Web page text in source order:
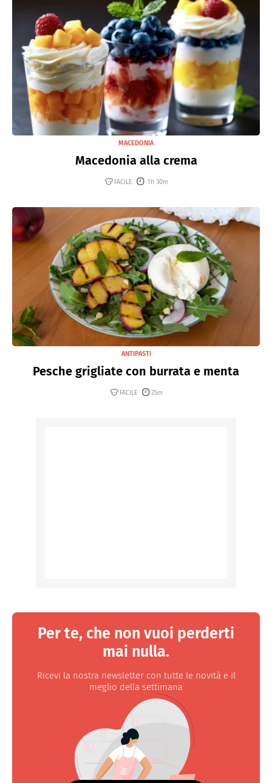
MACEDONIA
Macedonia alla crema
FACILE 1h 30m
ANTIPASTI
Pesche grigliate con burrata e menta
FACILE 25m
Per te, che non vuoi perderti
mai nulla.
Ricevi la nostra newsletter con tutte le novità e il
meglio della settimana